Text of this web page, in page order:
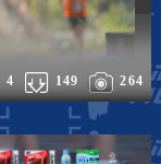
264
149
4